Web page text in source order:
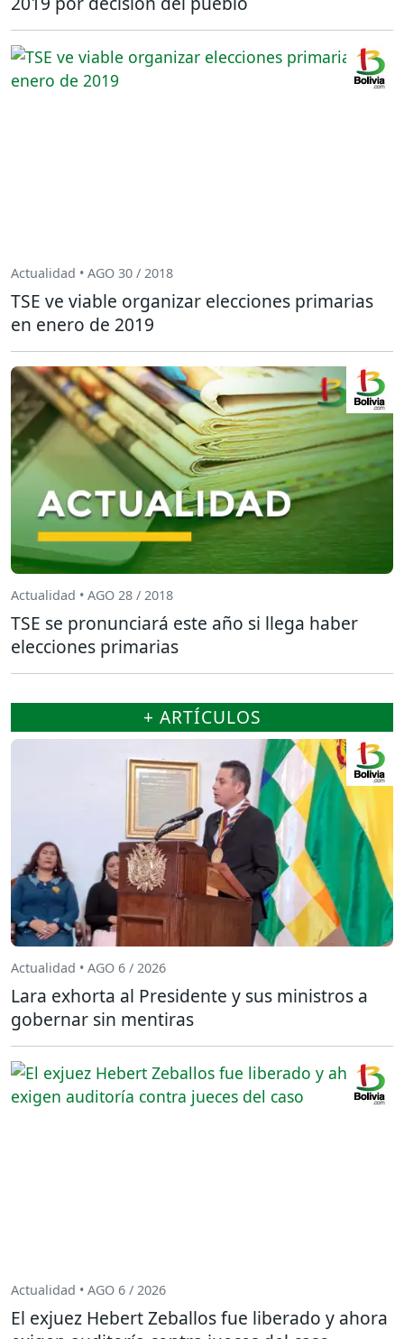
Actualidad • AGO 30 / 2018
TSE ve viable organizar elecciones primarias
en enero de 2019
Actualidad • AGO 28 / 2018
TSE se pronunciará este año si llega haber
elecciones primarias
+ ARTÍCULOS
Actualidad • AGO 6 / 2026
Lara exhorta al Presidente y sus ministros a
gobernar sin mentiras
Actualidad • AGO 6 / 2026
El exjuez Hebert Zeballos fue liberado y ahora